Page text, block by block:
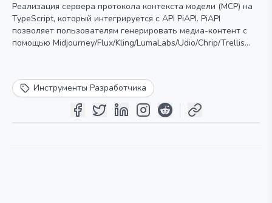
Реализация сервера протокола контекста модели (MCP) на
TypeScript, который интегрируется с API PiAPI. PiAPI
позволяет пользователям генерировать медиа-контент с
помощью Midjourney/Flux/Kling/LumaLabs/Udio/Chrip/Trellis
Инструменты Разработчика